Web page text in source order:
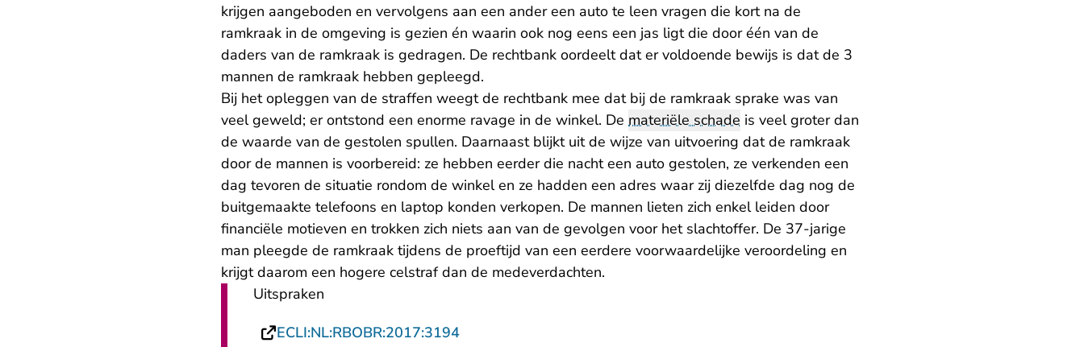
krijgen aangeboden en vervolgens aan een ander een auto te leen vragen die kort na de
ramkraak in de omgeving is gezien én waarin ook nog eens een jas ligt die door één van de
daders van de ramkraak is gedragen. De rechtbank oordeelt dat er voldoende bewijs is dat de 3
mannen de ramkraak hebben gepleegd.
Bij het opleggen van de straffen weegt de rechtbank mee dat bij de ramkraak sprake was van
veel geweld; er ontstond een enorme ravage in de winkel. De materiële schade is veel groter dan
de waarde van de gestolen spullen. Daarnaast blijkt uit de wijze van uitvoering dat de ramkraak
door de mannen is voorbereid: ze hebben eerder die nacht een auto gestolen, ze verkenden een
dag tevoren de situatie rondom de winkel en ze hadden een adres waar zij diezelfde dag nog de
buitgemaakte telefoons en laptop konden verkopen. De mannen lieten zich enkel leiden door
financiële motieven en trokken zich niets aan van de gevolgen voor het slachtoffer. De 37-jarige
man pleegde de ramkraak tijdens de proeftijd van een eerdere voorwaardelijke veroordeling en
krijgt daarom een hogere celstraf dan de medeverdachten.
Uitspraken
ECLI:NL:RBOBR:2017:3194- U verlaat Rechtspraak.nl